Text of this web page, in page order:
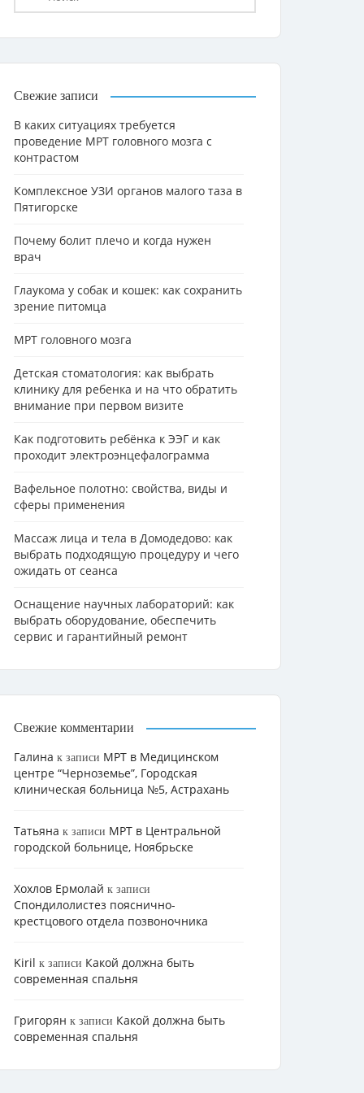
Свежие записи
В каких ситуациях требуется
проведение МРТ головного мозга с
контрастом
Комплексное УЗИ органов малого таза в
Пятигорске
Почему болит плечо и когда нужен
врач
Глаукома у собак и кошек: как сохранить
зрение питомца
МРТ головного мозга
Детская стоматология: как выбрать
клинику для ребенка и на что обратить
внимание при первом визите
Как подготовить ребёнка к ЭЭГ и как
проходит электроэнцефалограмма
Вафельное полотно: свойства, виды и
сферы применения
Массаж лица и тела в Домодедово: как
выбрать подходящую процедуру и чего
ожидать от сеанса
Оснащение научных лабораторий: как
выбрать оборудование, обеспечить
сервис и гарантийный ремонт
Свежие комментарии
Галина к записи МРТ в Медицинском
центре “Черноземье”, Городская
клиническая больница №5, Астрахань
Татьяна к записи МРТ в Центральной
городской больнице, Ноябрьске
Хохлов Ермолай к записи
Cпондилолистез пояснично-
крестцового отдела позвоночника
Kiril к записи Какой должна быть
современная спальня
Григорян к записи Какой должна быть
современная спальня